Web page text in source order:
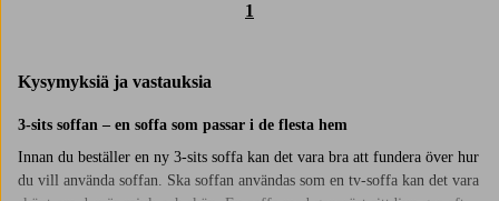
1
Kysymyksiä ja vastauksia
3-sits soffan – en soffa som passar i de flesta hem
Innan du beställer en ny 3-sits soffa kan det vara bra att fundera över hur
du vill använda soffan. Ska soffan användas som en tv-soffa kan det vara